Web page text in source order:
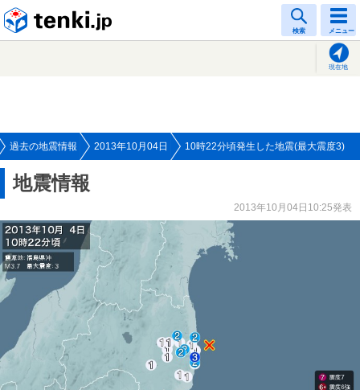
検索 メニュー
現在地
過去の地震情報 2013年10月04日 10時22分頃発生した地震(最大震度3)
地震情報
2013年10月04日10:25発表